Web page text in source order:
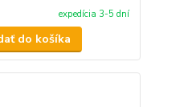
expedícia 3-5 dní
do košíka